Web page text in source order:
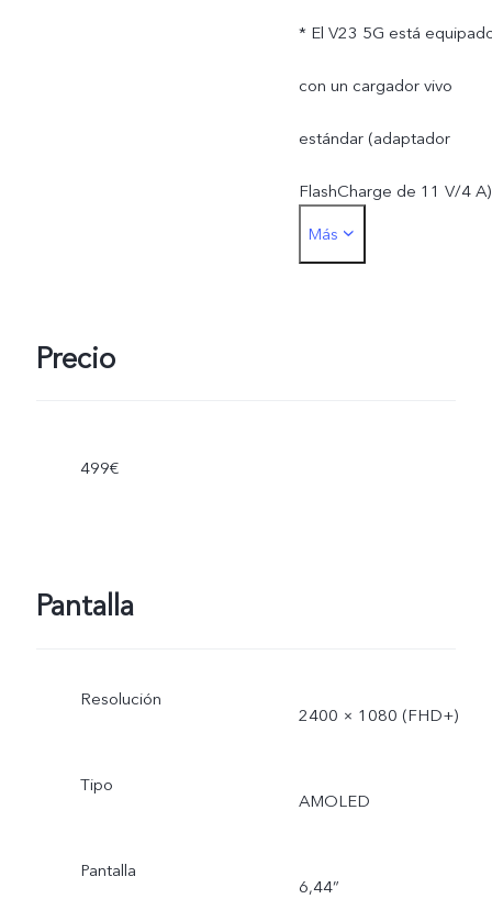
* El V23 5G está
con un cargador vivo
estándar (adaptador
FlashCharge de 11 V/4 A)
y admite hasta 44 W. La
Más
Precio
499€
Pantalla
Resolución
2400 × 1080 (FHD+)
Tipo
AMOLED
Pantalla
6,44”